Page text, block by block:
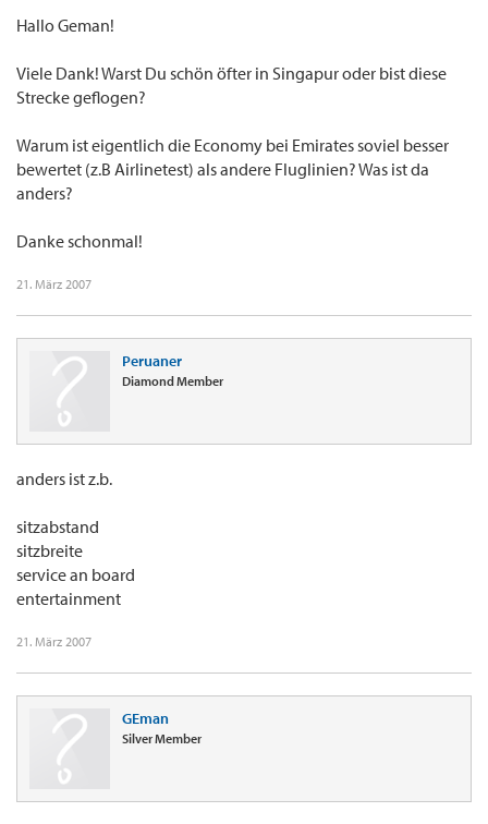
Hallo Geman!
Viele Dank! Warst Du schön öfter in Singapur oder bist diese
Strecke geflogen?
Warum ist eigentlich die Economy bei Emirates soviel besser
bewertet (z.B Airlinetest) als andere Fluglinien? Was ist da
anders?
Danke schonmal!
21. März 2007
Peruaner
Diamond Member
anders ist z.b.
sitzabstand
sitzbreite
service an board
entertainment
21. März 2007
GEman
Silver Member